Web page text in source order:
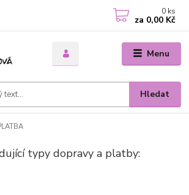
Menu
Hledat
0 ks
za 0,00 Kč
typy dopravy a platby: